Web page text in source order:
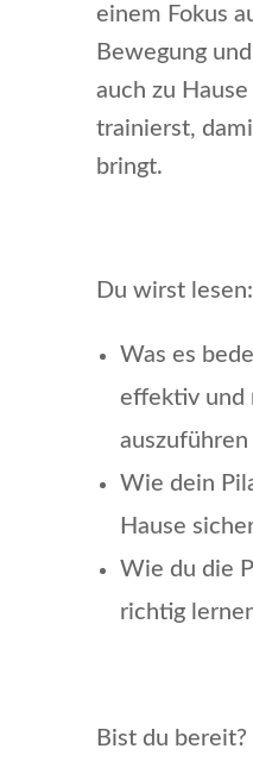
einem Fokus
Bewegung
auch zu
trainierst,
bringt.
Du wirst lesen:
Was es
effektiv und
auszuführen
Wie dein
Hause
Wie du die
richtig
Bist du bereit?